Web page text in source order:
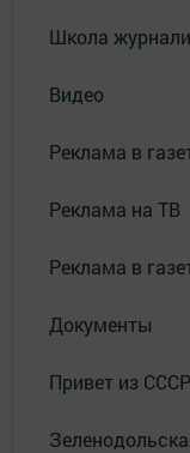
Школа
Видео
Реклама в
Реклама на ТВ
Реклама в
Документы
Привет из СССР